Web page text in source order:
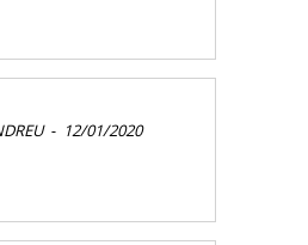
- 12/01/2020